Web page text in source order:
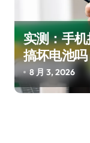
实测：手
搞坏电池
8 月 3, 2026